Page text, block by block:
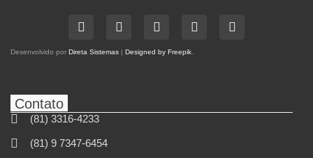
Desenvolvido por Direta Sistemas | Designed by Freepik.
Contato
(81) 3316-4233
(81) 9 7347-6454